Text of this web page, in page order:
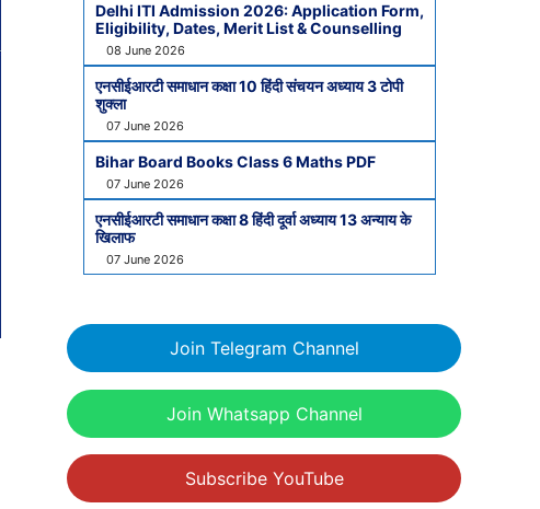
Delhi ITI Admission 2026: Application Form,
Eligibility, Dates, Merit List & Counselling
08 June 2026
एनसीईआरटी समाधान कक्षा 10 हिंदी संचयन अध्याय 3 टोपी
शुक्ला
07 June 2026
Bihar Board Books Class 6 Maths PDF
07 June 2026
एनसीईआरटी समाधान कक्षा 8 हिंदी दूर्वा अध्याय 13 अन्याय के
खिलाफ
07 June 2026
Join Telegram Channel
Join Whatsapp Channel
Subscribe YouTube